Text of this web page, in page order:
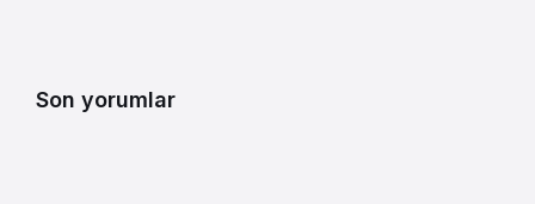
Son yorumlar